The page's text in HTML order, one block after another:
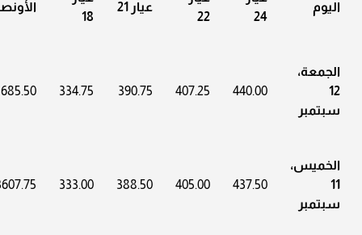
اليوم
24
22
عيار 21
18
الجمعة،
12
سبتمبر
440.00
407.25
390.75
334.75
الخميس،
11
سبتمبر
437.50
405.00
388.50
333.00